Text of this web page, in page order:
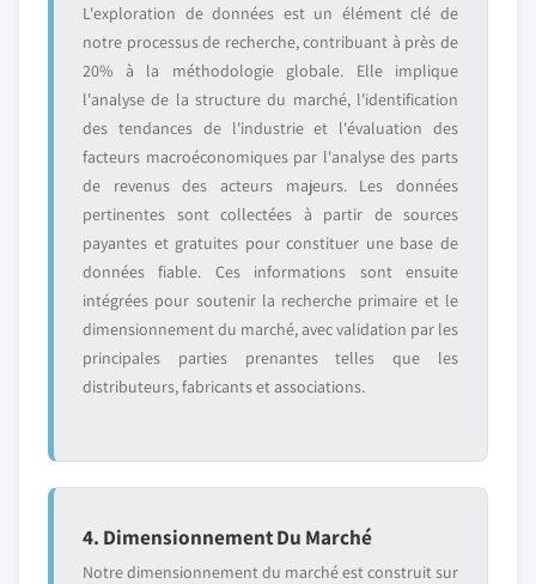
L'exploration de données est un élément clé de
notre processus de recherche, contribuant à près de
20% à la méthodologie globale. Elle implique
l'analyse de la structure du marché, l'identification
des tendances de l'industrie et l'évaluation des
facteurs macroéconomiques par l'analyse des parts
de revenus des acteurs majeurs. Les données
pertinentes sont collectées à partir de sources
payantes et gratuites pour constituer une base de
données fiable. Ces informations sont ensuite
intégrées pour soutenir la recherche primaire et le
dimensionnement du marché, avec validation par les
principales parties prenantes telles que les
distributeurs, fabricants et associations.
4. Dimensionnement Du Marché
Notre dimensionnement du marché est construit sur